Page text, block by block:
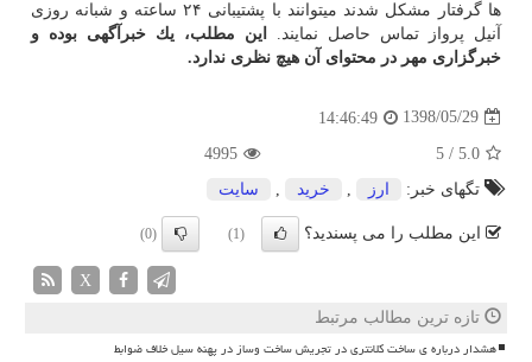
ها گرفتار مشكل شدند میتوانند با پشتیبانی ۲۴ ساعته و شبانه روزی
آنیل پرواز تماس حاصل نمایند.
این مطلب، یك خبرآگهی بوده و
خبرگزاری مهر در محتوای آن هیچ نظری ندارد.
1398/05/29
14:46:49
5.0
/
5
4995
تگهای خبر:
ارز خرید سایت
این مطلب را می پسندید؟ (1)
(0)
X
تازه ترین مطالب مرتبط
هشدار درباره ی ساخت کلانتری در تجریش ساخت وساز در پهنه سیل خلاف ضوابط